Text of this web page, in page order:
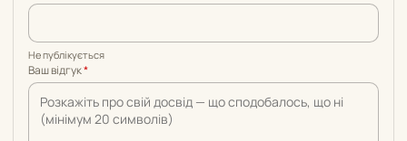
Не публікується
Ваш відгук*